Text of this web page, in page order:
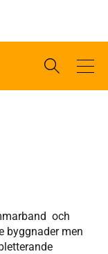
och
byggnader men